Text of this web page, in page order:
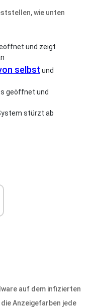
wie unten
und zeigt
selbst und
geöffnet und
stürzt ab
auf dem infizierten
Anzeigefarben jede